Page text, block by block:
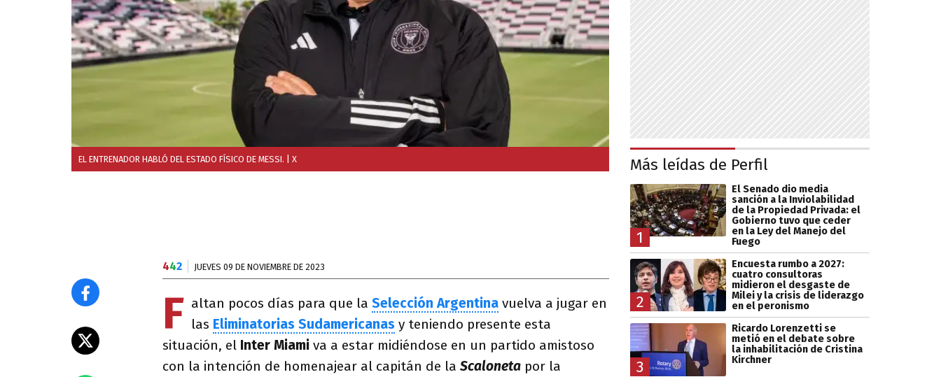
EL ENTRENADOR HABLÓ DEL ESTADO FÍSICO DE MESSI. | X
442 JUEVES 09 DE NOVIEMBRE DE 2023
F altan pocos días para que la Selección Argentina vuelva a jugar en
las Eliminatorias Sudamericanas y teniendo presente esta
situación, el Inter Miami va a estar midiéndose en un partido amistoso
con la intención de homenajear al capitán de la Scaloneta por la
Más leídas de Perfil
1
El Senado dio media
sanción a la Inviolabilidad
de la Propiedad Privada: el
Gobierno tuvo que ceder
en la Ley del Manejo del
Fuego
2
Encuesta rumbo a 2027:
cuatro consultoras
midieron el desgaste de
Milei y la crisis de liderazgo
en el peronismo
3
Ricardo Lorenzetti se
metió en el debate sobre
la inhabilitación de Cristina
Kirchner